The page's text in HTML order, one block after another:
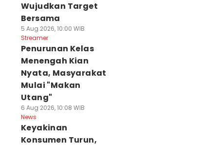
Wujudkan Target
Bersama
5 Aug 2026, 10:00 WIB
Streamer
Penurunan Kelas
Menengah Kian
Nyata, Masyarakat
Mulai "Makan
Utang"
6 Aug 2026, 10:08 WIB
News
Keyakinan
Konsumen Turun,